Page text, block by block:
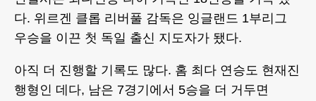
다. 위르겐 클롭 리버풀 감독은 잉글랜드 1부리그
우승을 이끈 첫 독일 출신 지도자가 됐다.
아직 더 진행할 기록도 많다. 홈 최다 연승도 현재진
행형인 데다, 남은 7경기에서 5승을 더 거두면